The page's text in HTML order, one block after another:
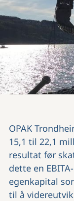
OPAK
15,1 til 22,1
resultat før
dette en
egenkapital
til å